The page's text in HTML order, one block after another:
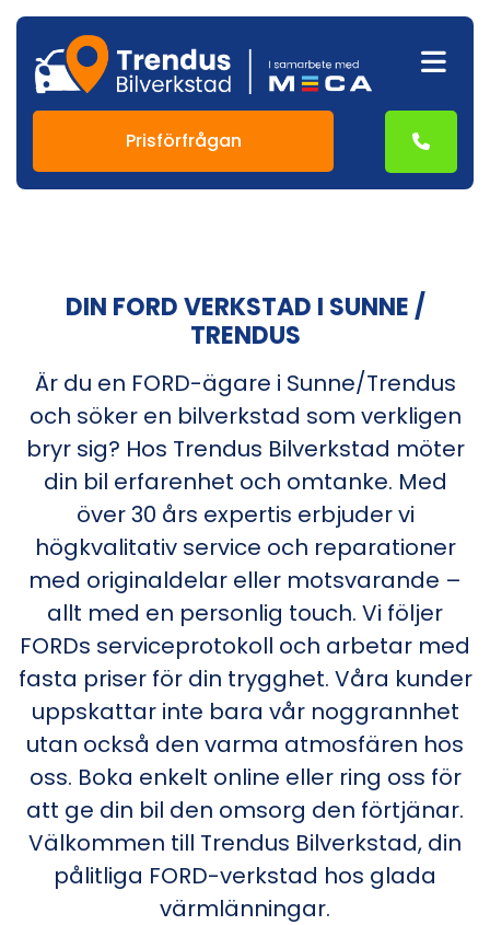
Prisförfrågan
DIN FORD VERKSTAD I SUNNE /
TRENDUS
Är du en FORD-ägare i Sunne/Trendus
och söker en bilverkstad som verkligen
bryr sig? Hos Trendus Bilverkstad möter
din bil erfarenhet och omtanke. Med
över 30 års expertis erbjuder vi
högkvalitativ service och reparationer
med originaldelar eller motsvarande –
allt med en personlig touch. Vi följer
FORDs serviceprotokoll och arbetar med
fasta priser för din trygghet. Våra kunder
uppskattar inte bara vår noggrannhet
utan också den varma atmosfären hos
oss. Boka enkelt online eller ring oss för
att ge din bil den omsorg den förtjänar.
Välkommen till Trendus Bilverkstad, din
pålitliga FORD-verkstad hos glada
värmlänningar.